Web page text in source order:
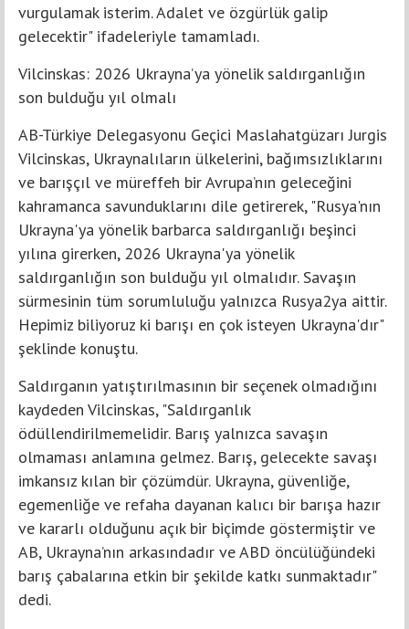
vurgulamak isterim. Adalet ve özgürlük galip
gelecektir" ifadeleriyle tamamladı.
Vilcinskas: 2026 Ukrayna’ya yönelik saldırganlığın
son bulduğu yıl olmalı
AB-Türkiye Delegasyonu Geçici Maslahatgüzarı Jurgis
Vilcinskas, Ukraynalıların ülkelerini, bağımsızlıklarını
ve barışçıl ve müreffeh bir Avrupa’nın geleceğini
kahramanca savunduklarını dile getirerek, "Rusya'nın
Ukrayna'ya yönelik barbarca saldırganlığı beşinci
yılına girerken, 2026 Ukrayna'ya yönelik
saldırganlığın son bulduğu yıl olmalıdır. Savaşın
sürmesinin tüm sorumluluğu yalnızca Rusya2ya aittir.
Hepimiz biliyoruz ki barışı en çok isteyen Ukrayna'dır"
şeklinde konuştu.
Saldırganın yatıştırılmasının bir seçenek olmadığını
kaydeden Vilcinskas, "Saldırganlık
ödüllendirilmemelidir. Barış yalnızca savaşın
olmaması anlamına gelmez. Barış, gelecekte savaşı
imkansız kılan bir çözümdür. Ukrayna, güvenliğe,
egemenliğe ve refaha dayanan kalıcı bir barışa hazır
ve kararlı olduğunu açık bir biçimde göstermiştir ve
AB, Ukrayna’nın arkasındadır ve ABD öncülüğündeki
barış çabalarına etkin bir şekilde katkı sunmaktadır"
dedi.